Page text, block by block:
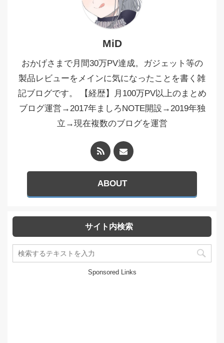
MiD
おかげさまで月間30万PV達成。ガジェット等の
製品レビューをメインに気になったことを書く雑
記ブログです。 【経歴】月100万PV以上のまとめ
ブログ運営→2017年ましろNOTE開設→2019年独
立→現在複数のブログを運営
ABOUT
サイト内検索
Sponsored Links